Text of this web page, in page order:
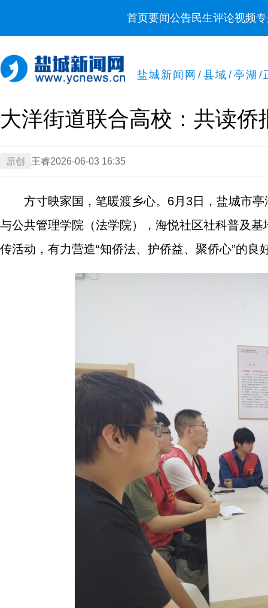
首页要闻公告民生评论视频
盐城新闻网 / 县域 / 亭湖 /
大洋街道联合高校：共读侨
原创 王睿2026-06-03 16:35
方寸映家国，笔暖渡乡心。6月3日，盐城市
与公共管理学院（法学院），海悦社区社科普及
传活动，有力营造“知侨法、护侨益、聚侨心”的良